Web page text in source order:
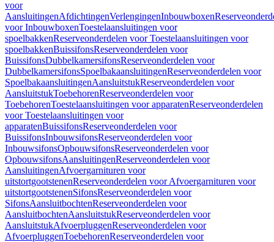
voor
AansluitingenAfdichtingenVerlengingenInbouwboxen
voor InbouwboxenToestelaansluitingen voor
spoelbakkenReserveonderdelen voor Toestelaansluitingen voor
spoelbakkenBuissifonsReserveonderdelen voor
BuissifonsDubbelkamersifonsReserveonderdelen voor
DubbelkamersifonsSpoelbakaansluitingenReserveonderdelen voor
SpoelbakaansluitingenAansluitstukReserveonderdelen voor
AansluitstukToebehorenReserveonderdelen voor
ToebehorenToestelaansluitingen voor apparatenReserveonderdelen
voor Toestelaansluitingen voor
apparatenBuissifonsReserveonderdelen voor
BuissifonsInbouwsifonsReserveonderdelen voor
InbouwsifonsOpbouwsifonsReserveonderdelen voor
OpbouwsifonsAansluitingenReserveonderdelen voor
AansluitingenAfvoergarnituren voor
uitstortgootstenenReserveonderdelen voor Afvoergarnituren voor
uitstortgootstenenSifonsReserveonderdelen voor
SifonsAansluitbochtenReserveonderdelen voor
AansluitbochtenAansluitstukReserveonderdelen voor
AansluitstukAfvoerpluggenReserveonderdelen voor
AfvoerpluggenToebehorenReserveonderdelen voor